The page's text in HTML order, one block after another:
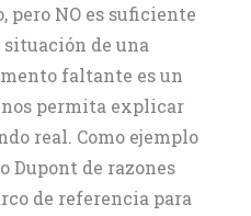
pero NO es suficiente
de una
faltante es un
permita explicar
real. Como ejemplo
Dupont de razones
de referencia para